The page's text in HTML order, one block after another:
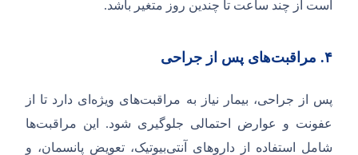
است از چند ساعت تا چندین روز متغیر باشد.
۴. مراقبت‌های پس از جراحی
پس از جراحی، بیمار نیاز به مراقبت‌های ویژه‌ای دارد تا از
عفونت و عوارض احتمالی جلوگیری شود. این مراقبت‌ها
شامل استفاده از داروهای آنتی‌بیوتیک، تعویض پانسمان، و